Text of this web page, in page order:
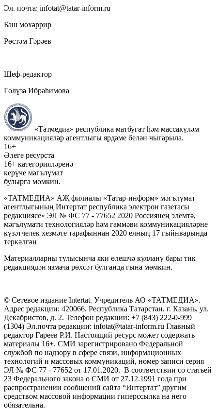
Эл. почта: infotat@tatar-inform.ru
Баш мөхәррир
Рөстәм Гәрәев
Шеф-редактор
Гөлүзә Ибраһимова
«Татмедиа» республика матбугат һәм массакүләм
коммуникацияләр агентлыгы ярдәме белән чыгарыла.
16+
Әлеге ресурста
16+ категорияләренә
керүче мәгълүмат
булырга мөмкин.
«ТАТМЕДИА» АҖ филиалы «Татар-информ» мәгълүмат
агентлыгының Интертат республика электрон газетасы
редакциясе» ЭЛ № ФС 77 - 77652 2020 Россиянең элемтә,
мәгълүмати технологияләр һәм гаммәви коммуникацияләрне
күзәтчелек хезмәте тарафыннан 2020 елның 17 гыйнварында
теркәлгән
Материалларны тулысынча яки өлешчә куллану бары тик
редакциядән язмача рөхсәт булганда гына мөмкин.
© Сетевое издание Intertat. Учредитель АО «ТАТМЕДИА».
Адрес редакции: 420066, Республика Татарстан, г. Казань, ул.
Декабристов, д. 2. Телефон редакции: +7 (843) 222-0-999
(1304) Эл.почта редакции: infotat@tatar-inform.ru Главный
редактор Гареев Р.И. Настоящий ресурс может содержать
материалы 16+. СМИ зарегистрировано Федеральной
службой по надзору в сфере связи, информационных
технологий и массовых коммуникаций, номер записи серия
ЭЛ № ФС 77 - 77652 от 17.01.2020. В соответствии со статьей
23 Федерального закона о СМИ от 27.12.1991 года при
распространении сообщений сайта “Интертат” другим
средством массовой информации гиперссылка на него
обязательна.